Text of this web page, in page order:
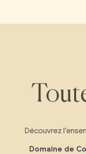
Découvrez
Domaine de